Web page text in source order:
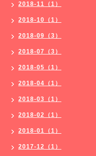
2018-11（1）
2018-10（1）
2018-09（3）
2018-07（3）
2018-05（1）
2018-04（1）
2018-03（1）
2018-02（1）
2018-01（1）
2017-12（1）